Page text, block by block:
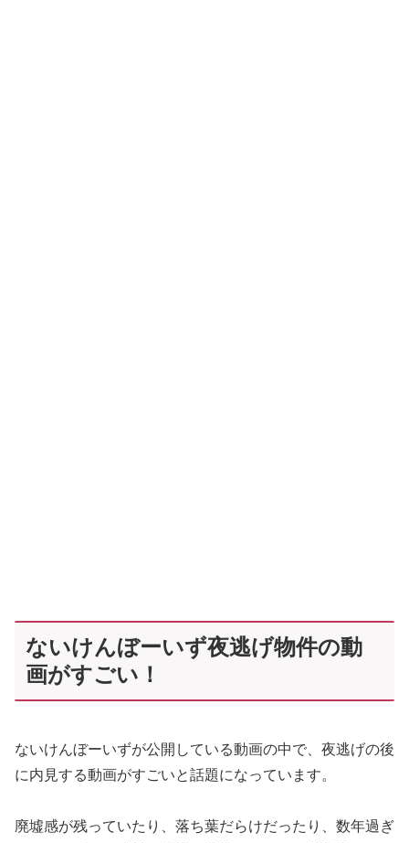
ないけんぼーいず夜逃げ物件の動
画がすごい！
ないけんぼーいずが公開している動画の中で、夜逃げの後
に内見する動画がすごいと話題になっています。
廃墟感が残っていたり、落ち葉だらけだったり、数年過ぎ